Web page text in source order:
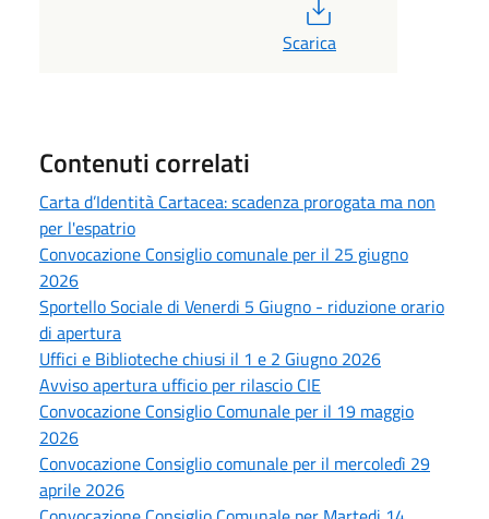
Scarica
Contenuti correlati
Carta d’Identità Cartacea: scadenza prorogata ma non
per l'espatrio
Convocazione Consiglio comunale per il 25 giugno
2026
Sportello Sociale di Venerdi 5 Giugno - riduzione orario
di apertura
Uffici e Biblioteche chiusi il 1 e 2 Giugno 2026
Avviso apertura ufficio per rilascio CIE
Convocazione Consiglio Comunale per il 19 maggio
2026
Convocazione Consiglio comunale per il mercoledì 29
aprile 2026